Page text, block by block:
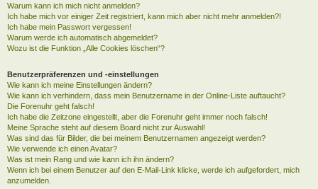
Warum kann ich mich nicht anmelden?
Ich habe mich vor einiger Zeit registriert, kann mich aber nicht mehr anmelden?!
Ich habe mein Passwort vergessen!
Warum werde ich automatisch abgemeldet?
Wozu ist die Funktion „Alle Cookies löschen“?
Benutzerpräferenzen und -einstellungen
Wie kann ich meine Einstellungen ändern?
Wie kann ich verhindern, dass mein Benutzername in der Online-Liste auftaucht?
Die Forenuhr geht falsch!
Ich habe die Zeitzone eingestellt, aber die Forenuhr geht immer noch falsch!
Meine Sprache steht auf diesem Board nicht zur Auswahl!
Was sind das für Bilder, die bei meinem Benutzernamen angezeigt werden?
Wie verwende ich einen Avatar?
Was ist mein Rang und wie kann ich ihn ändern?
Wenn ich bei einem Benutzer auf den E-Mail-Link klicke, werde ich aufgefordert, mich
anzumelden.